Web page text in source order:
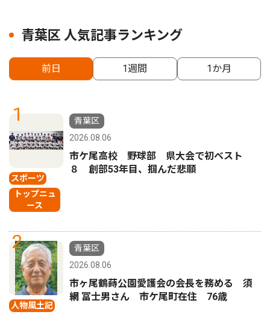
青葉区 人気記事ランキング
前日 1週間 1か月
1
スポーツ
トップニュ
ース
青葉区
2026.08.06
市ケ尾高校 野球部 県大会で初ベスト
８ 創部53年目、掴んだ悲願
2
人物風土記
青葉区
2026.08.06
市ヶ尾鶴蒔公園愛護会の会長を務める 須
網 冨士男さん 市ケ尾町在住 76歳